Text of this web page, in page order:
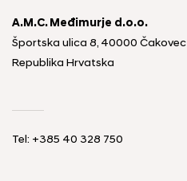
A.M.C. Međimurje d.o.o.
Športska ulica 8, 40000 Čakovec
Republika Hrvatska
Tel: +385 40 328 750